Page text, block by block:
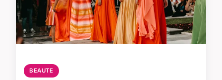
BEAUTE